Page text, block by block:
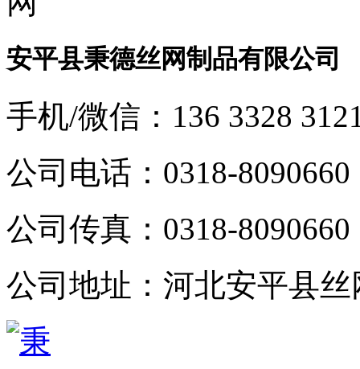
安平县秉德丝网制品有限公司
手机/微信： 136 3328
公司电话： 0318-8090660
公司传真： 0318-8090660
公司地址： 河北安平县